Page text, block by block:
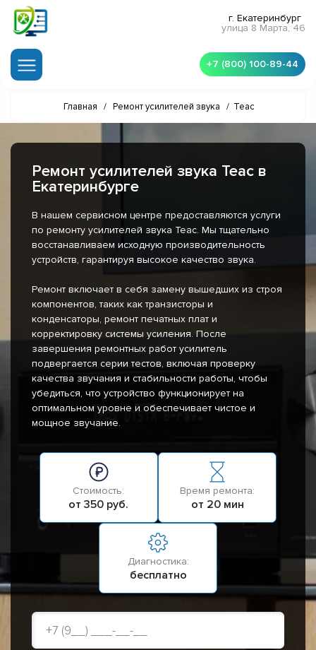
г. Екатеринбург
улица 8 Марта, 46
+7 (800) 100-89-44
Главная / Ремонт усилителей звука / Teac
Ремонт усилителей звука Teac в
Екатеринбурге
В нашем сервисном центре предоставляются услуги
по ремонту усилителей звука Teac. Мы тщательно
восстанавливаем исходную производительность
устройств, гарантируя высокое качество звука.
Ремонт включает в себя замену вышедших из строя
компонентов, таких как транзисторы и
конденсаторы, ремонт печатных плат и
корректировку системы усиления. После
завершения ремонтных работ усилитель
подвергается серии тестов, включая проверку
качества звучания и стабильности работы, чтобы
убедиться, что устройство функционирует на
оптимальном уровне и обеспечивает чистое и
мощное звучание.
Стоимость:
от 350 руб.
Время ремонта:
от 20 мин
Диагностика:
бесплатно